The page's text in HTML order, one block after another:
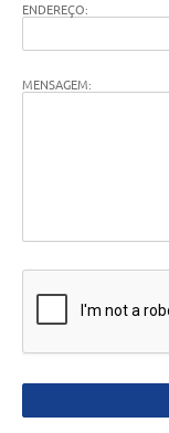
ENDEREÇO:
MENSAGEM: